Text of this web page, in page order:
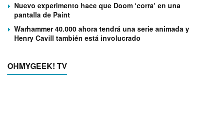
Nuevo experimento hace que Doom ‘corra’ en una
pantalla de Paint
Warhammer 40.000 ahora tendrá una serie animada y
Henry Cavill también está involucrado
OHMYGEEK! TV